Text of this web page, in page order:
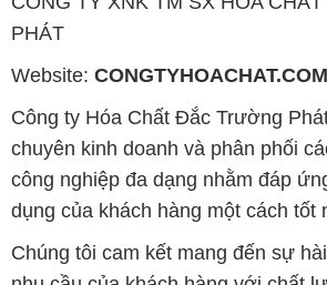
chuyên kinh doanh và phân phối
công nghiệp đa dạng nhằm đáp
dụng của khách hàng một cách tốt
Chúng tôi cam kết mang đến sự
nhu cầu của khách hàng với chất
cao cấp cùng giá thành hợp lý.
trọng nguyên tắc kinh doanh không
bán mà còn là sự xây dựng và duy
tôi hiểu rằng những sản phẩm